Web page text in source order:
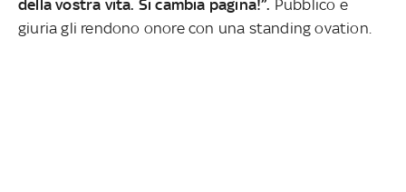
della vostra vita. Si cambia pagina!”. Pubblico e
giuria gli rendono onore con una standing ovation.